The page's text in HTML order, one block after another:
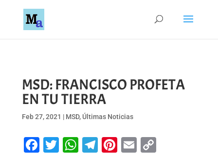
MSD: FRANCISCO PROFETA
EN TU TIERRA
Feb 27, 2021 | MSD, Últimas Noticias
Facebook
Twitter
WhatsApp
Telegram
Pinterest
EmailCopy